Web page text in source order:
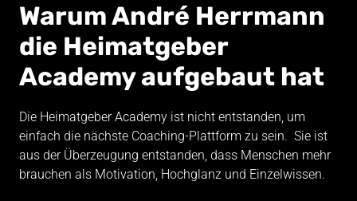
Warum André Herrmann
die Heimatgeber
Academy aufgebaut hat
Die Heimatgeber Academy ist nicht entstanden, um
einfach die nächste Coaching-Plattform zu sein.  Sie ist
aus der Überzeugung entstanden, dass Menschen mehr
brauchen als Motivation, Hochglanz und Einzelwissen.